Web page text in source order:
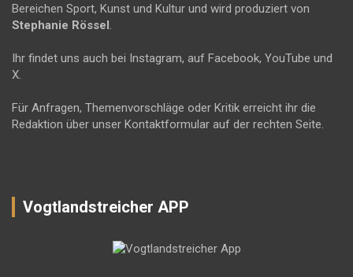
Bereichen Sport, Kunst und Kultur und wird produziert von
Stephanie Rössel.
Ihr findet uns auch bei Instagram, auf Facebook, YouTube und
X.
Für Anfragen, Themenvorschläge oder Kritik erreicht ihr die
Redaktion über unser Kontaktformular auf der rechten Seite.
Vogtlandstreicher APP